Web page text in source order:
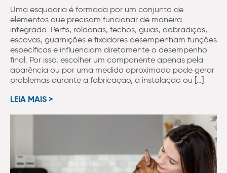
Uma esquadria é formada por um conjunto de
elementos que precisam funcionar de maneira
integrada. Perfis, roldanas, fechos, guias, dobradiças,
escovas, guarnições e fixadores desempenham funções
específicas e influenciam diretamente o desempenho
final. Por isso, escolher um componente apenas pela
aparência ou por uma medida aproximada pode gerar
problemas durante a fabricação, a instalação ou […]
LEIA MAIS >